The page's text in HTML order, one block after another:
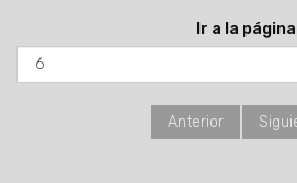
Ir a la página
Anterior